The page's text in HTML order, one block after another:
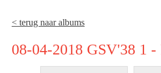
< terug naar albums
08-04-2018 GSV'38 1 -